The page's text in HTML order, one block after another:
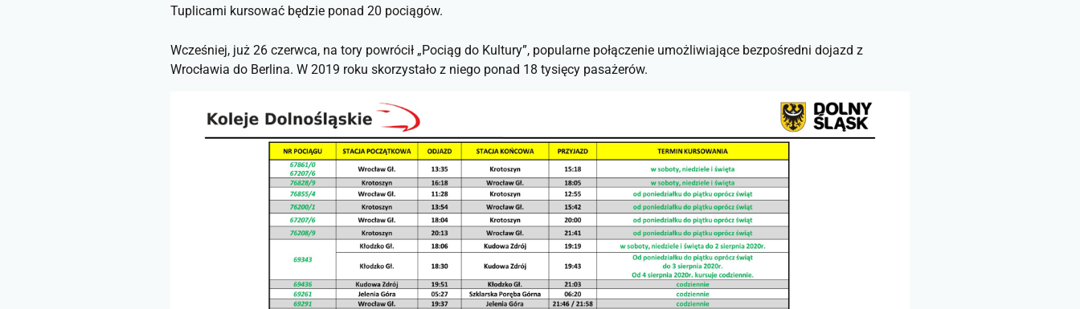
Tuplicami kursować będzie ponad 20 pociągów.
Wcześniej, już 26 czerwca, na tory powrócił „Pociąg do Kultury”, popularne połączenie umożliwiające bezpośredni dojazd z
Wrocławia do Berlina. W 2019 roku skorzystało z niego ponad 18 tysięcy pasażerów.